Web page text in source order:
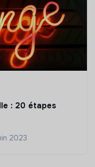
: 20 étapes
2023